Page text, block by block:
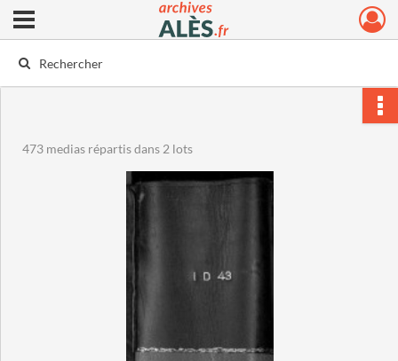
Archives municipales d'Alès
Ouvrir le menu déroulant
473 medias répartis dans 2 lots